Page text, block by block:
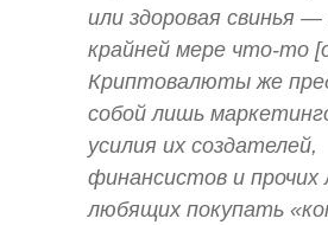
или здоровая свинья
крайней мере что-то
Криптовалюты же
собой лишь
усилия их создателей,
финансистов и прочих
любящих покупать